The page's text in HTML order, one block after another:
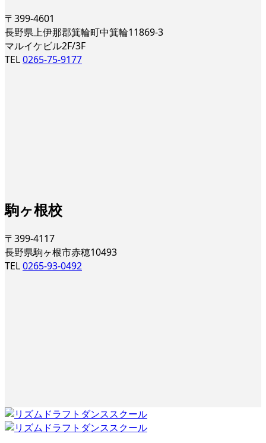
〒399-4601
長野県上伊那郡箕輪町中箕輪11869-3
マルイケビル2F/3F
TEL0265-75-9177
駒ヶ根校
〒399-4117
長野県駒ヶ根市赤穂10493
TEL0265-93-0492